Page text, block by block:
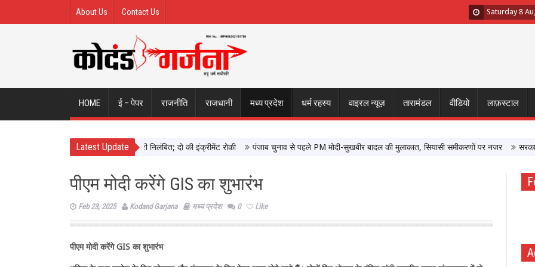
About Us Contact Us Saturday 8
HOME ई – पेपर राजनीति राजधानी मध्य प्रदेश धर्म रहस्य वाइरल न्यूज़ तारामंडल वीडियो लाफ़स्टाल
Latest Update
ने छिंदवाड़ा में दिखाई सख्ती, 3 अधिकारी निलंबित; दो की इंक्रीमेंट रोकी पंजाब चुनाव से पहले PM मोदी-सुखबीर बादल की मुलाकात, सियासी समीकरणों पर नजर सरकार के
पीएम मोदी करेंगे GIS का शुभारंभ
Feb 23, 2025 Kodand Garjana मध्य प्रदेश 0 Like
पीएम मोदी करेंगेGISका शुभारंभ